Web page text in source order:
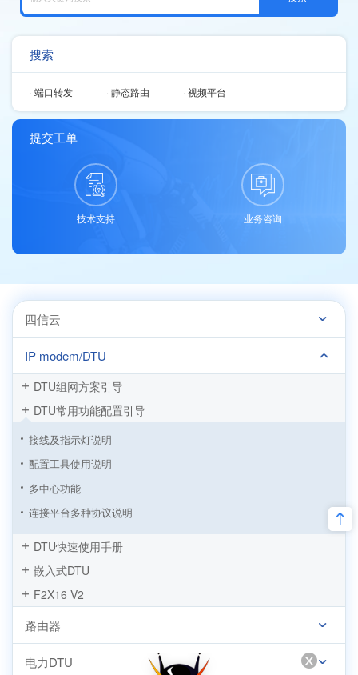
搜索
· 端口转发 · 静态路由 · 视频平台
提交工单
技术支持 业务咨询
四信云
IP modem/DTU
DTU组网方案引导
DTU常用功能配置引导
接线及指示灯说明
配置工具使用说明
多中心功能
连接平台多种协议说明
专网APN配置
modbus采集
连接管理平台
DTU快速使用手册
嵌入式DTU
F2X16 V2
路由器
电力DTU